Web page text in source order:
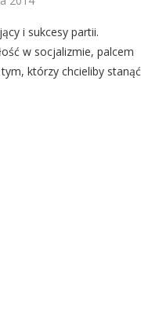
i sukcesy partii.
w socjalizmie, palcem
którzy chcieliby stanąć